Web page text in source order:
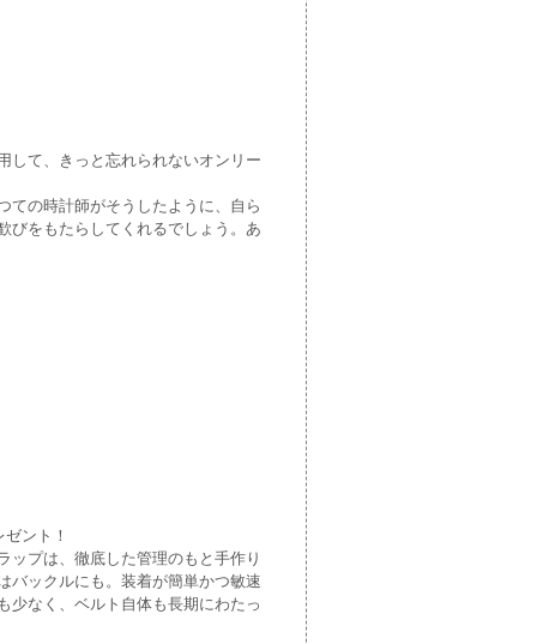
して、きっと忘れられないオンリー
ての時計師がそうしたように、自ら
びをもたらしてくれるでしょう。あ
ント！
ップは、徹底した管理のもと手作り
バックルにも。装着が簡単かつ敏速
少なく、ベルト自体も長期にわたっ